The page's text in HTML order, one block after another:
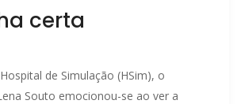
certa
de Simulação (HSim), o
Souto emocionou-se ao ver a